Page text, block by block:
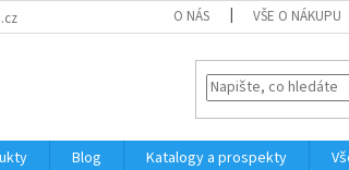
O NÁS VŠE O NÁKUPU
Blog Katalogy a prospekty